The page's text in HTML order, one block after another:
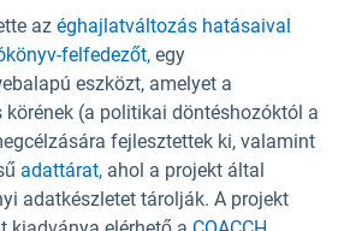
az éghajlatváltozás hatásaival
felfedezőt, egy
eszközt, amelyet a
(a politikai döntéshozóktól a
fejlesztettek ki, valamint
adattárat, ahol a projekt által
adatkészletet tárolják. A projekt